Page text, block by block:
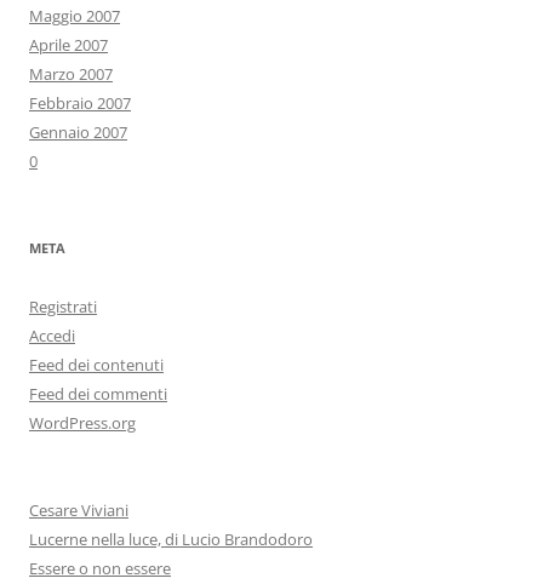
Maggio 2007
Aprile 2007
Marzo 2007
Febbraio 2007
Gennaio 2007
0
META
Registrati
Accedi
Feed dei contenuti
Feed dei commenti
WordPress.org
Cesare Viviani
Lucerne nella luce, di Lucio Brandodoro
Essere o non essere